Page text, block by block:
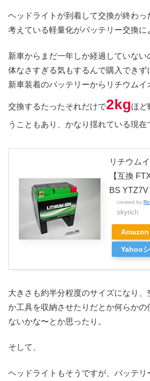
ヘッドライトが到着して交換が終わっ
考えている軽量化がバッテリー交換に
新車からまだ一年しか経過していない
体なさすぎる気もするんで購入できず
新車装着のバッテリーからリチウムイ
交換するたったそれだけで2kgほど
うこともあり、かなり揺れている現在
リチウム
【互換
BS YTZ7V
created by
skyrich
Amazon
Yahoo
大きさも約半分程度のサイズになり
か工具を収納させたりだとか何らかの
ないかな〜とか思ったり。
そして、
ヘッドライトもそうですが、バッテリ